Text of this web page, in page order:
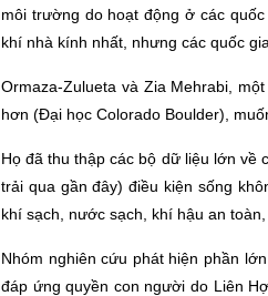
môi trường do hoạt động ở các
khí nhà kính nhất, nhưng các quốc
Ormaza-Zulueta và Zia Mehrabi,
hơn (Đại học Colorado Boulder),
Họ đã thu thập các bộ dữ liệu lớn về
trải qua gần đây) điều kiện sống
khí sạch, nước sạch, khí hậu an
Nhóm nghiên cứu phát hiện phần
đáp ứng quyền con người do Liên